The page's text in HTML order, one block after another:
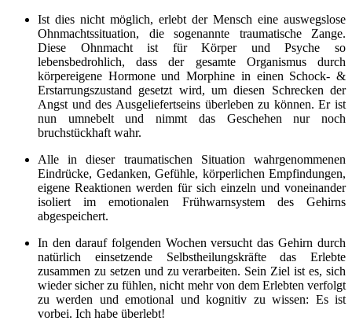
Ist dies nicht möglich, erlebt der Mensch eine auswegslose
Ohnmachtssituation, die sogenannte traumatische Zange.
Diese Ohnmacht ist für Körper und Psyche so
lebensbedrohlich, dass der gesamte Organismus durch
körpereigene Hormone und Morphine in einen Schock- &
Erstarrungszustand gesetzt wird, um diesen Schrecken der
Angst und des Ausgeliefertseins überleben zu können. Er ist
nun umnebelt und nimmt das Geschehen nur noch
bruchstückhaft wahr.
Alle in dieser traumatischen Situation wahrgenommenen
Eindrücke, Gedanken, Gefühle, körperlichen Empfindungen,
eigene Reaktionen werden für sich einzeln und voneinander
isoliert im emotionalen Frühwarnsystem des Gehirns
abgespeichert.
In den darauf folgenden Wochen versucht das Gehirn durch
natürlich einsetzende Selbstheilungskräfte das Erlebte
zusammen zu setzen und zu verarbeiten. Sein Ziel ist es, sich
wieder sicher zu fühlen, nicht mehr von dem Erlebten verfolgt
zu werden und emotional und kognitiv zu wissen: Es ist
vorbei. Ich habe überlebt!